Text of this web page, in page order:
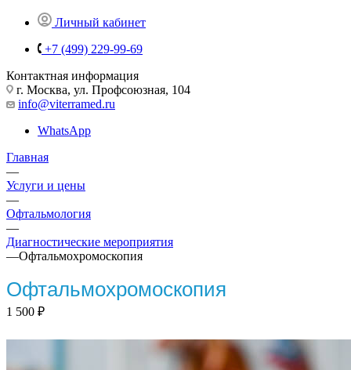
Личный кабинет
+7 (499) 229-99-69
Контактная информация
г. Москва, ул. Профсоюзная, 104
info@viterramed.ru
WhatsApp
Главная
—
Услуги и цены
—
Офтальмология
—
Диагностические мероприятия
—Офтальмохромоскопия
Офтальмохромоскопия
1 500 ₽